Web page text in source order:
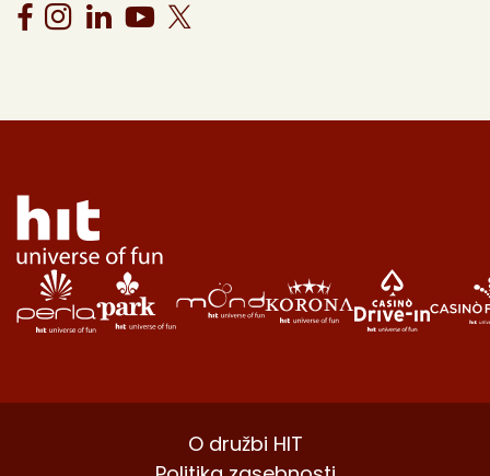
O družbi HIT